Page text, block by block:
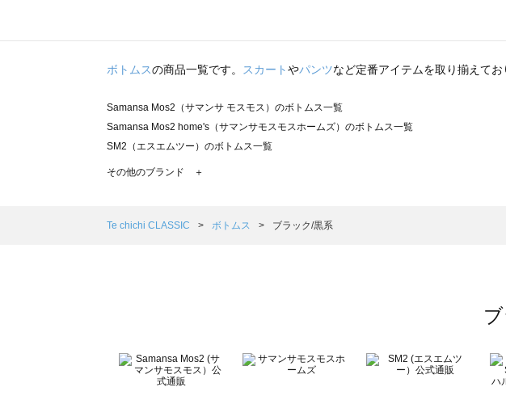
ボトムスの商品一覧です。 スカートやパンツなど定番アイテムを取り揃えてお
Samansa Mos2（サマンサ モスモス）のボトムス一覧
Samansa Mos2 home's（サマンサモスモスホームズ）のボトムス一覧
SM2（エスエムツー）のボトムス一覧
TSUHARU by Samansa Mos2（ツハルバイサマンサモスモス）のボトムス一覧
Samansa Mos2 Lagom（サマンサモスモス ラーゴム）のボトムス一覧
BETTY'S BLUE（べティーズブルー）のボトムス一覧
Wpc.（ワールドパーティー）のボトムス一覧
その他のブランド ＋
Te chichi CLASSIC ボトムス ブラック/黒系